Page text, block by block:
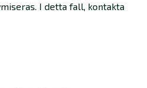
I detta fall, kontakta